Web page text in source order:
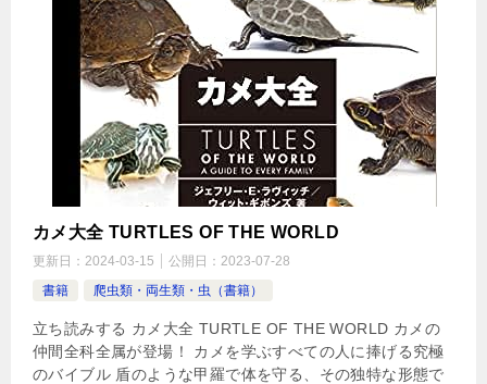
カメ大全 TURTLES OF THE WORLD
更新日： 2024-03-15 公開日： 2023-07-28
書籍
爬虫類・両生類・虫（書籍）
立ち読みする カメ大全 TURTLE OF THE WORLD カメの
仲間全科全属が登場！ カメを学ぶすべての人に捧げる究極
のバイブル 盾のような甲羅で体を守る、その独特な形態で